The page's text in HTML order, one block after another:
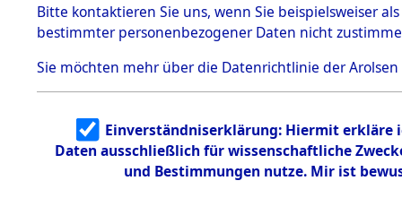
5.3.1 Alliierte
Erhebungen
zu
Todesmärsch
en
5.3.2
Identifizierun
g
5.3.3
Todesmärsch
0280
Bitte kontaktieren Sie uns, wenn Sie beispielsweiser
bestimmter personenbezogener Daten nicht
Sie möchten mehr über die Datenrichtlinie der Arolsen
Einverständniserklärung: Hiermit erkläre
Daten ausschließlich für wissenschaftliche
und Bestimmungen nutze. Mir ist